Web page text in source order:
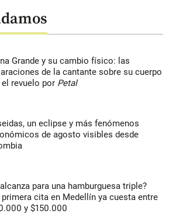
Grande y su cambio físico: las
de la cantante sobre su cuerpo
revuelo por Petal
un eclipse y más fenómenos
de agosto visibles desde
para una hamburguesa triple?
primera cita en Medellín ya cuesta entre
y $150.000